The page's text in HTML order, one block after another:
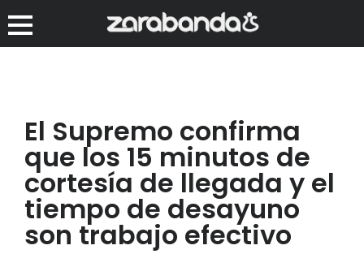
El Supremo confirma
que los 15 minutos de
cortesía de llegada y el
tiempo de desayuno
son trabajo efectivo